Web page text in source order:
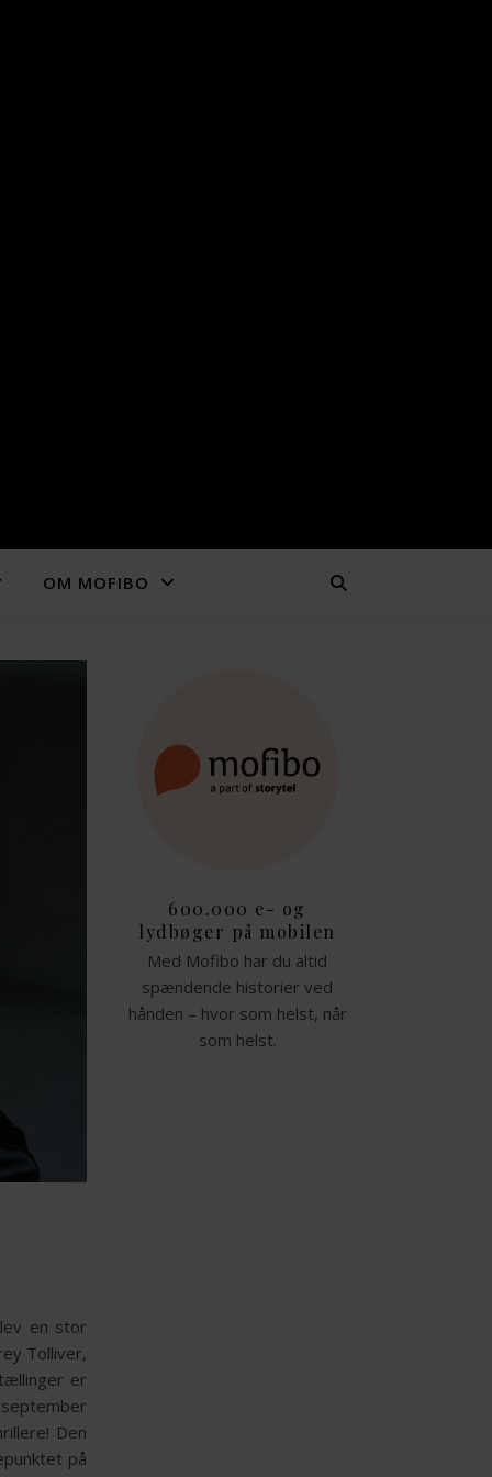
OM MOFIBO
en stor
Tolliver,
er
Den
på
600.000 e- og
lydbøger på mobilen
Med Mofibo har du altid
spændende historier ved
hånden – hvor som helst, når
som helst.